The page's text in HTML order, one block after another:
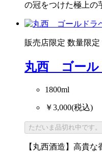
の冠をつけた極上の
販売店限定 数量限定
丸西 ゴール
1800ml
￥3,000(税込)
ただいま品切れ中です。
【丸西酒造】高貴